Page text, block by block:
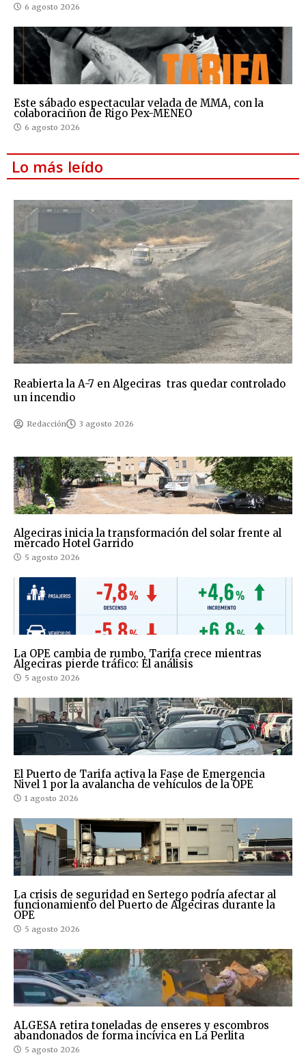
6 agosto 2026
Este sábado espectacular velada de MMA, con la
colaboraciñon de Rigo Pex-MENEO
6 agosto 2026
Lo más leído
Reabierta la A-7 en Algeciras tras quedar controlado
un incendio
Redacción 3 agosto 2026
Algeciras inicia la transformación del solar frente al
mercado Hotel Garrido
5 agosto 2026
La OPE cambia de rumbo, Tarifa crece mientras
Algeciras pierde tráfico: El análisis
5 agosto 2026
El Puerto de Tarifa activa la Fase de Emergencia
Nivel 1 por la avalancha de vehículos de la OPE
1 agosto 2026
La crisis de seguridad en Sertego podría afectar al
funcionamiento del Puerto de Algeciras durante la
OPE
5 agosto 2026
ALGESA retira toneladas de enseres y escombros
abandonados de forma incívica en La Perlita
5 agosto 2026